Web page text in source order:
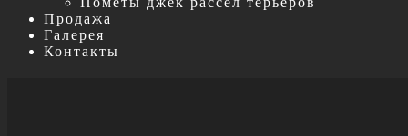
Продажа
Галерея
Контакты